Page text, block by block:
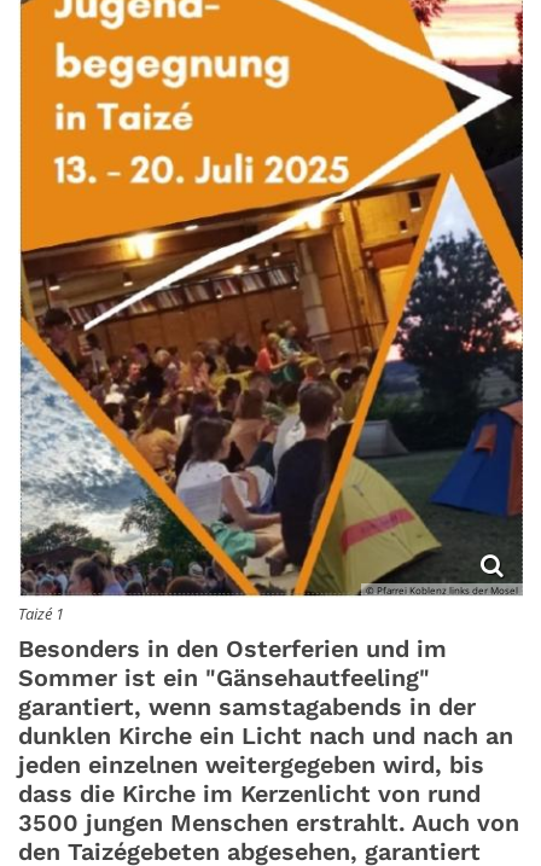
© Pfarrei Koblenz links der Mosel
Taizé 1
Besonders in den Osterferien und im
Sommer ist ein "Gänsehautfeeling"
garantiert, wenn samstagabends in der
dunklen Kirche ein Licht nach und nach an
jeden einzelnen weitergegeben wird, bis
dass die Kirche im Kerzenlicht von rund
3500 jungen Menschen erstrahlt. Auch von
den Taizégebeten abgesehen, garantiert